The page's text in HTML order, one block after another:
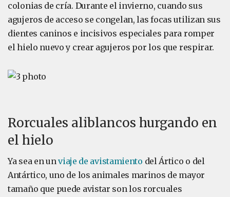
colonias de cría. Durante el invierno, cuando sus
agujeros de acceso se congelan, las focas utilizan sus
dientes caninos e incisivos especiales para romper
el hielo nuevo y crear agujeros por los que respirar.
Rorcuales aliblancos hurgando en
el hielo
Ya sea en unviaje de avistamiento del Ártico o del
Antártico, uno de los animales marinos de mayor
tamaño que puede avistar son los rorcuales